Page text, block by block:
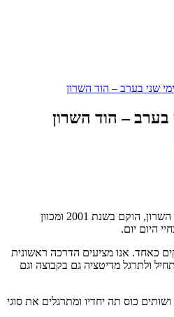
שני בערב – הוד השרון
בערב – הוד השרון
מרכז זן השרון, הממוקם בלב הוד השרון, הוקם בשנת 2001 ומכוון
היום יום.
כאחד. אנו מציעים הדרכה ראשונית
ולתרגל מדיטציה גם בקבוצה וגם
כוס תה יחדיו ומתרגלים את סוגי